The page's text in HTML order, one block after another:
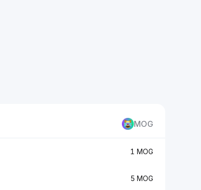
MOG
1 MOG
5 MOG